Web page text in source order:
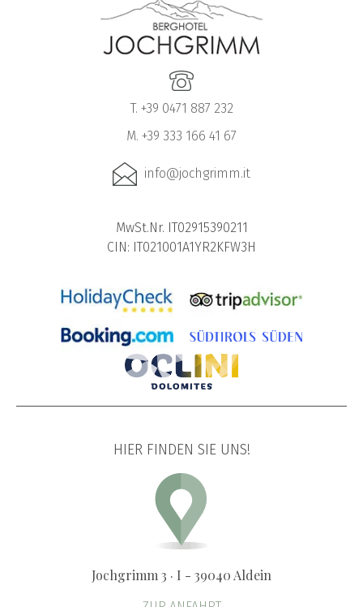
T. +39 0471 887 232
M. +39 333 166 41 67
info@jochgrimm.it
MwSt.Nr. IT02915390211
CIN: IT021001A1YR2KFW3H
HIER FINDEN SIE UNS!
Jochgrimm 3 · I - 39040 Aldein